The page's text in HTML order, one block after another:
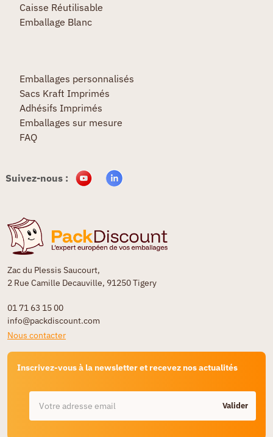
Zac du Plessis Saucourt,
2 Rue Camille Decauville, 91250 Tigery
01 71 63 15 00
info@packdiscount.com
Nous contacter
Inscrivez-vous à la newsletter et recevez nos actualités
Valider
Caisse Réutilisable
Emballage Blanc
Emballages personnalisés
Sacs Kraft Imprimés
Adhésifs Imprimés
Emballages sur mesure
FAQ
Suivez-nous :